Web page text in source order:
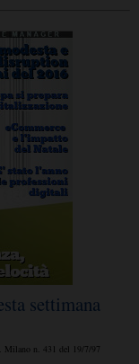
settimana
Milano n. 431 del 19/7/97